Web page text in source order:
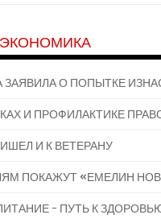
О ПОПЫТКЕ
И ПРОФИЛАКТИКЕ
И К ВЕТЕРАНУ
ПОКАЖУТ «ЕМЕЛИН
- ПУТЬ К